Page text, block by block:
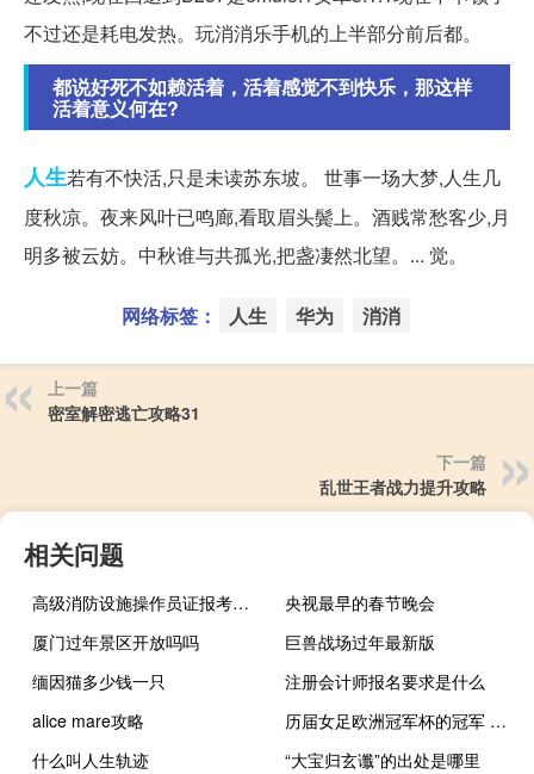
不过还是耗电发热。玩消消乐手机的上半部分前后都。
都说好死不如赖活着，活着感觉不到快乐，那这样
活着意义何在?
人生若有不快活,只是未读苏东坡。 世事一场大梦,人生几
度秋凉。夜来风叶已鸣廊,看取眉头鬓上。酒贱常愁客少,月
明多被云妨。中秋谁与共孤光,把盏凄然北望。... 觉。
网络标签： 人生 华为 消消
上一篇
密室解密逃亡攻略31
下一篇
乱世王者战力提升攻略
相关问题
高级消防设施操作员证报考条件
央视最早的春节晚会
厦门过年景区开放吗吗
巨兽战场过年最新版
缅因猫多少钱一只
注册会计师报名要求是什么
alice mare攻略
历届女足欧洲冠军杯的冠军 历届法甲联赛冠军
什么叫人生轨迹
“大宝归玄谶”的出处是哪里